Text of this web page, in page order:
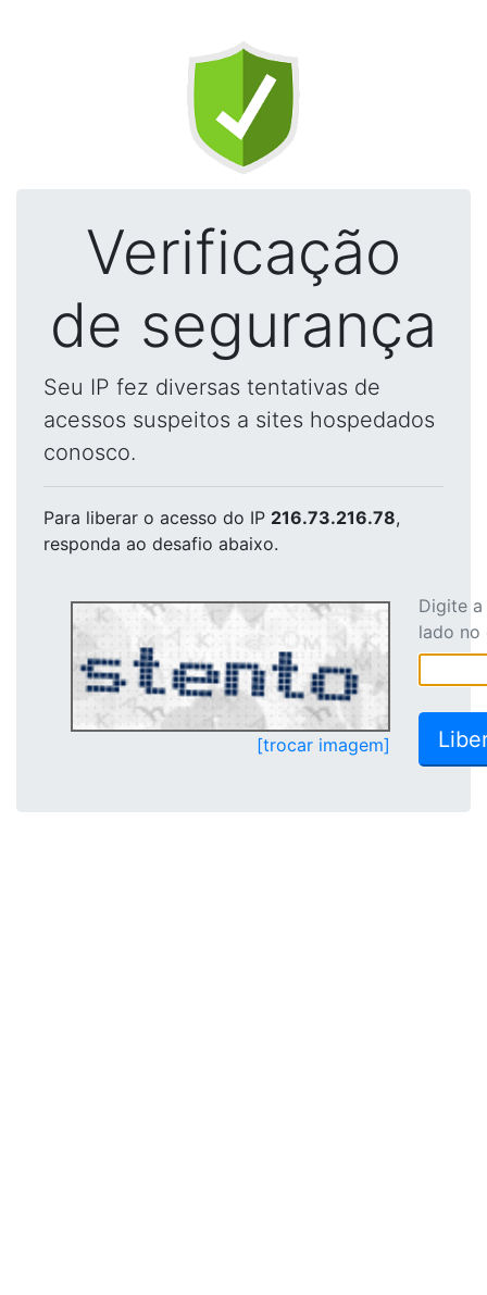
Verificação
de segurança
Seu IP fez diversas tentativas de
acessos suspeitos a sites hospedados
conosco.
Para liberar o acesso do IP 216.73.216.78,
responda ao desafio abaixo.
[trocar imagem]
Digite
lado no